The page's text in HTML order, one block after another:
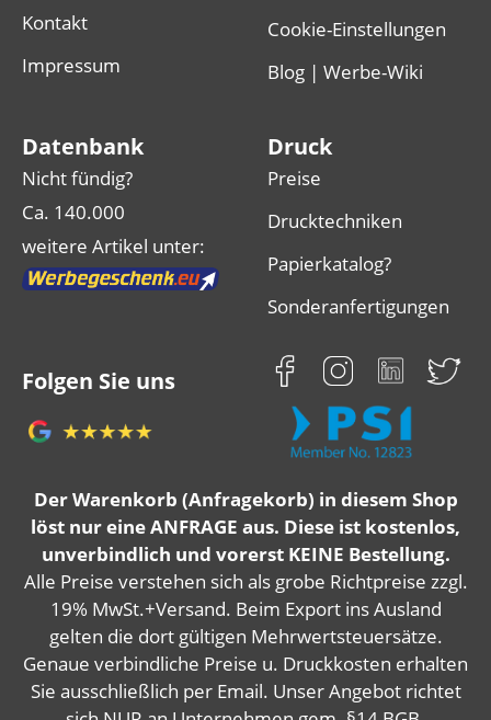
Kontakt
Impressum
Cookie-Einstellungen
Blog | Werbe-Wiki
Datenbank
Nicht fündig?
Ca. 140.000
weitere Artikel unter:
Druck
Preise
Drucktechniken
Papierkatalog?
Sonderanfertigungen
Folgen Sie uns
Der Warenkorb (Anfragekorb) in diesem Shop
löst nur eine ANFRAGE aus. Diese ist kostenlos,
unverbindlich und vorerst KEINE Bestellung.
Alle Preise verstehen sich als grobe Richtpreise zzgl.
19% MwSt.+Versand. Beim Export ins Ausland
gelten die dort gültigen Mehrwertsteuersätze.
Genaue verbindliche Preise u. Druckkosten erhalten
Sie ausschließlich per Email. Unser Angebot richtet